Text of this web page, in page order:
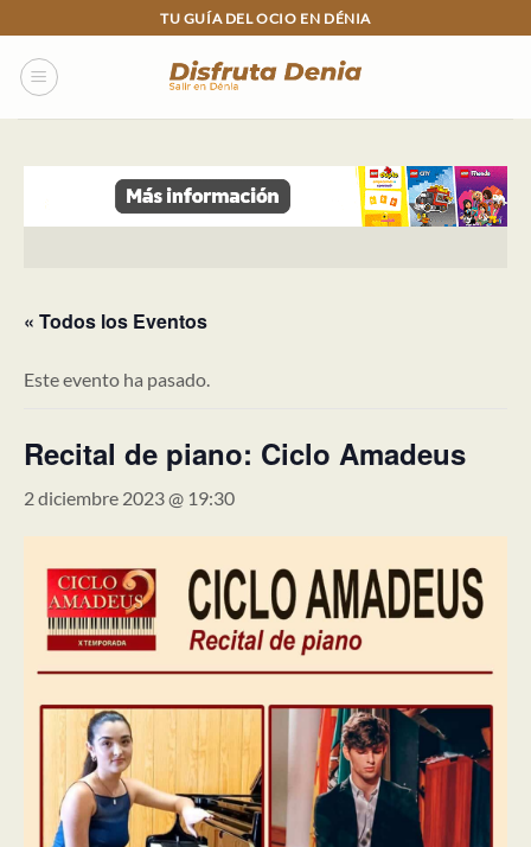
to
content
TU GUÍA DEL OCIO EN DÉNIA
« Todos los Eventos
Este evento ha pasado.
Recital de piano: Ciclo Amadeus
2 diciembre 2023 @ 19:30